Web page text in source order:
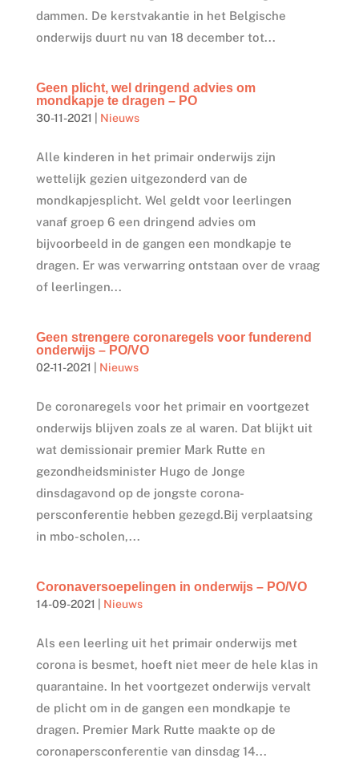
dammen. De kerstvakantie in het Belgische
onderwijs duurt nu van 18 december tot...
Geen plicht, wel dringend advies om
mondkapje te dragen – PO
30-11-2021 Nieuws
Alle kinderen in het primair onderwijs zijn
wettelijk gezien uitgezonderd van de
mondkapjesplicht. Wel geldt voor leerlingen
vanaf groep 6 een dringend advies om
bijvoorbeeld in de gangen een mondkapje te
dragen. Er was verwarring ontstaan over de vraag
of leerlingen...
Geen strengere coronaregels voor funderend
onderwijs – PO/VO
02-11-2021 Nieuws
De coronaregels voor het primair en voortgezet
onderwijs blijven zoals ze al waren. Dat blijkt uit
wat demissionair premier Mark Rutte en
gezondheidsminister Hugo de Jonge
dinsdagavond op de jongste corona-
persconferentie hebben gezegd.Bij verplaatsing
in mbo-scholen,...
Coronaversoepelingen in onderwijs – PO/VO
14-09-2021 Nieuws
Als een leerling uit het primair onderwijs met
corona is besmet, hoeft niet meer de hele klas in
quarantaine. In het voortgezet onderwijs vervalt
de plicht om in de gangen een mondkapje te
dragen. Premier Mark Rutte maakte op de
coronapersconferentie van dinsdag 14...